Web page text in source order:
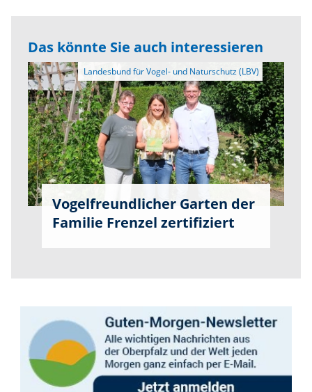
Das könnte Sie auch interessieren
Vogelfreundlicher Garten der
Familie Frenzel zertifiziert